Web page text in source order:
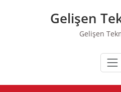
Gelişen
Gelişen